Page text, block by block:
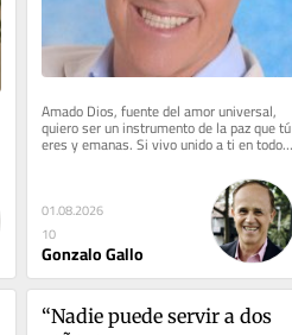
Amado Dios, fuente del amor universal,
quiero ser un instrumento de la paz que tú
eres y emanas. Si vivo unido a ti en todo
instante, y no solo ante...
01.08.2026
10
Gonzalo Gallo
“Nadie puede servir a dos